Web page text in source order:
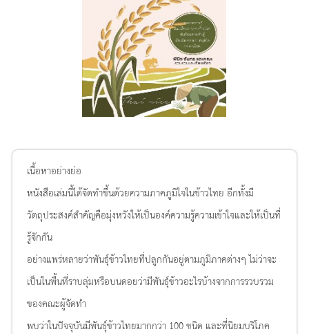
เนื้อหาอย่างย่อ
หนังสือเล่มนี้ได้จัดทำขึ้นด้วยความภาคภูมิใจในข้าวไทย อีกทั้งมี
วัตถุประสงค์สำคัญคือมุ่งหวังให้เป็นองค์ความรู้ความเข้าใจและให้เป็นที่
รู้จักกัน
อย่างแพร่หลายว่าพันธุ์ข้าวไทยที่ปลูกกันอยู่ตามภูมิภาคต่างๆ ไม่ว่าจะ
เป็นในพื้นที่ราบลุ่มหรือบนดอยว่ามีพันธุ์ข้าวอะไรบ้างจากการรวบรวม
ของคณะผู้จัดทำ
พบว่าในปัจจุบันมีพันธุ์ข้าวไทยมากกว่า 100 ชนิด และที่นิยมบริโภค